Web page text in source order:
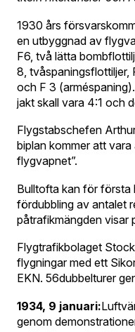
1930 års
en utbyggnad av
F6, två lätta
8, tvåspaningsflottiljer,
och F 3
jakt skall vara 4:1 och
Flygstabschefen
biplan kommer att
flygvapnet”.
Bulltofta kan för första
fördubbling av antalet
påtrafikmängden visar
Flygtrafikbolaget
flygningar med ett
EKN. 56dubbelturer
1934, 9 januari:
genom